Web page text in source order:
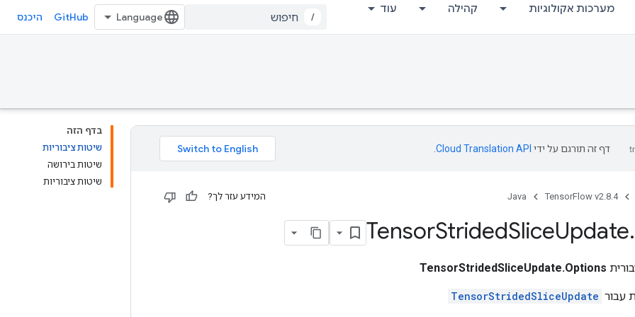
מערכות אקולוגיות קהילה עוד
/
GitHub היכנס
בדף הזה
שיטות ציבוריות
שיטות בירושה
שיטות ציבוריות
דף זה תורגם על ידי Cloud Translation API
TensorFlow v2.8.4
Java המידע עזר לך?
TensorStridedSliceUpdate.
TensorStridedSliceUpdate.Options
עבור TensorStridedSliceUpdate